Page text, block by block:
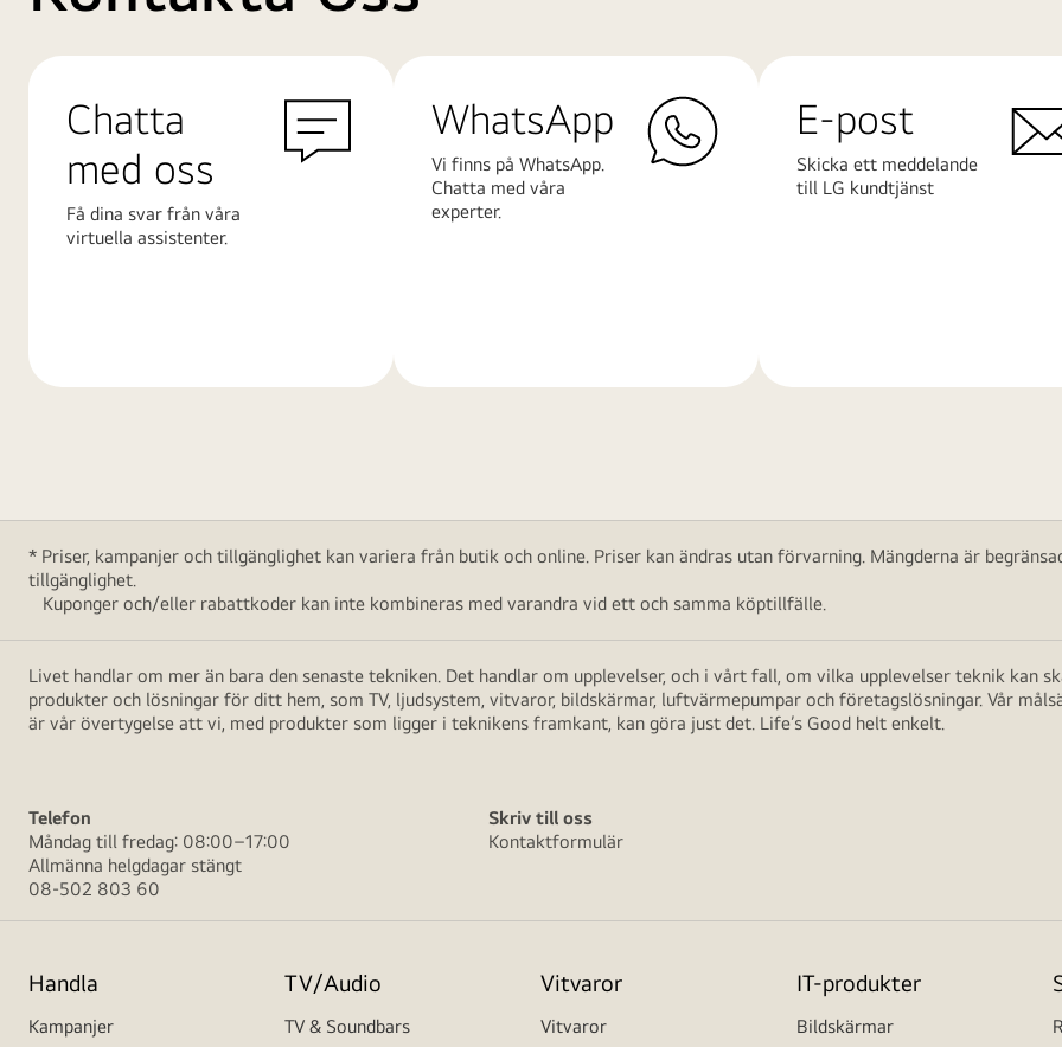
Chatta
med oss
Få dina svar från våra
virtuella assistenter.
WhatsApp
Vi finns på WhatsApp.
Chatta med våra
experter.
E-post
Skicka ett meddelande
till LG kundtjänst
* Priser, kampanjer och tillgänglighet kan variera från butik och online. Priser kan ändras utan förvarning. Mängderna är
tillgänglighet.
Kuponger och/eller rabattkoder kan inte kombineras med varandra vid ett och samma köptillfälle.
Livet handlar om mer än bara den senaste tekniken. Det handlar om upplevelser, och i vårt fall, om vilka upplevelser teknik kan
produkter och lösningar för ditt hem, som TV, ljudsystem, vitvaror, bildskärmar, luftvärmepumpar och företagslösningar. Vår
är vår övertygelse att vi, med produkter som ligger i teknikens framkant, kan göra just det. Life’s Good helt enkelt.
Telefon
Måndag till fredag: 08:00–17:00
Allmänna helgdagar stängt
08-502 803 60
Skriv till oss
Kontaktformulär
Handla
Kampanjer
TV/Audio
TV & Soundbars
Vitvaror
Vitvaror
IT-produkter
Bildskärmar